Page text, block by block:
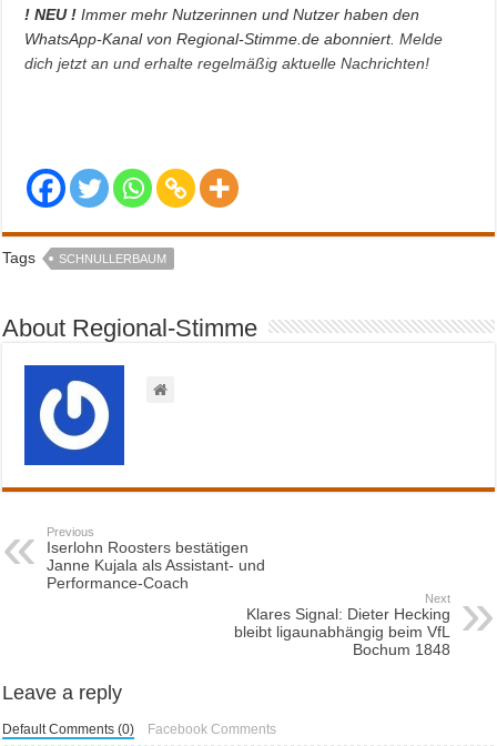
! NEU ! Immer mehr Nutzerinnen und Nutzer haben den
WhatsApp-Kanal von Regional-Stimme.de abonniert.Melde
dich jetzt an und erhalte regelmäßig aktuelle Nachrichten!
Tags SCHNULLERBAUM
About Regional-Stimme
Previous
Iserlohn Roosters bestätigen
Janne Kujala als Assistant- und
Performance-Coach
Next
Klares Signal: Dieter Hecking
bleibt ligaunabhängig beim VfL
Bochum 1848
Leave a reply
Default Comments (0) Facebook Comments